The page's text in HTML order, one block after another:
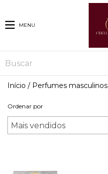
MENU
Início / Perfumes masculinos
Ordenar por